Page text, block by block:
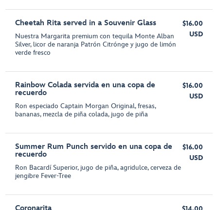
Cheetah Rita served in a Souvenir Glass
Nuestra Margarita premium con tequila Monte Alban
Silver, licor de naranja Patrón Citrónge y jugo de limón
verde fresco
$16.00
USD
Rainbow Colada servida en una copa de
recuerdo
Ron especiado Captain Morgan Original, fresas,
bananas, mezcla de piña colada, jugo de piña
$16.00
USD
Summer Rum Punch servido en una copa de
recuerdo
Ron Bacardí Superior, jugo de piña, agridulce, cerveza de
jengibre Fever-Tree
$16.00
USD